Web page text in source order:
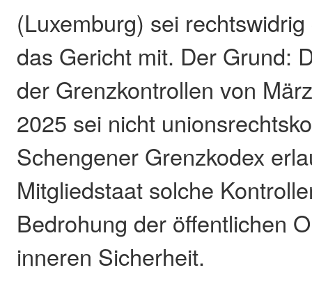
(Luxemburg) sei
das Gericht mit. Der Grund:
der Grenzkontrollen von
2025 sei nicht
Schengener Grenzkodex
Mitgliedstaat solche
Bedrohung der öffentlichen
inneren Sicherheit.